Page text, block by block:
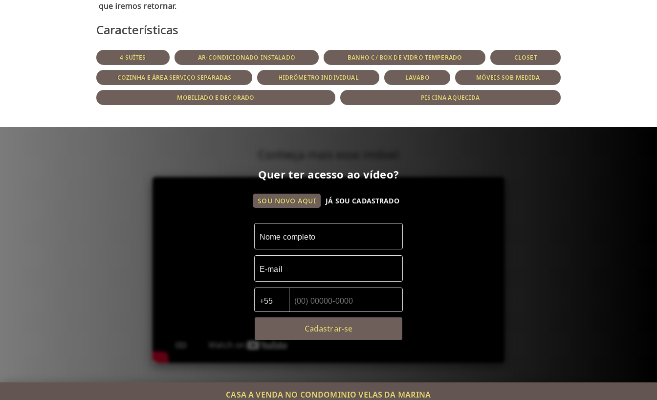
Características
4 SUÍTES AR-CONDICIONADO INSTALADO BANHO C/ BOX DE VIDRO TEMPERADO CLOSET
COZINHA E ÁREA SERVIÇO SEPARADAS HIDRÔMETRO INDIVIDUAL LAVABO MÓVEIS SOB MEDIDA
MOBILIADO E DECORADO PISCINA AQUECIDA
Quer ter acesso ao vídeo?
SOU NOVO AQUI JÁ SOU CADASTRADO
Cadastrar-se
CASA A VENDA NO CONDOMINIO VELAS DA MARINA